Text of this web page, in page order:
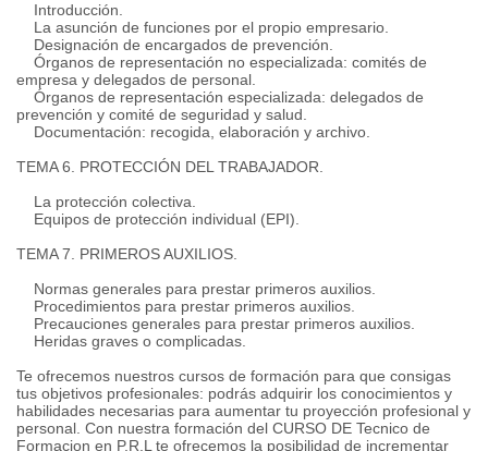
Introducción.
La asunción de funciones por el propio empresario.
Designación de encargados de prevención.
Órganos de representación no especializada: comités de
empresa y delegados de personal.
Órganos de representación especializada: delegados de
prevención y comité de seguridad y salud.
Documentación: recogida, elaboración y archivo.
TEMA 6. PROTECCIÓN DEL TRABAJADOR.
La protección colectiva.
Equipos de protección individual (EPI).
TEMA 7. PRIMEROS AUXILIOS.
Normas generales para prestar primeros auxilios.
Procedimientos para prestar primeros auxilios.
Precauciones generales para prestar primeros auxilios.
Heridas graves o complicadas.
Te ofrecemos nuestros cursos de formación para que consigas
tus objetivos profesionales: podrás adquirir los conocimientos y
habilidades necesarias para aumentar tu proyección profesional y
personal. Con nuestra formación del CURSO DE Tecnico de
Formacion en P.R.L te ofrecemos la posibilidad de incrementar